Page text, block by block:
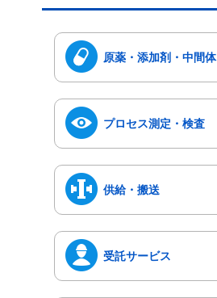
原薬・添加剤・中間体
プロセス測定・検査
供給・搬送
受託サービス